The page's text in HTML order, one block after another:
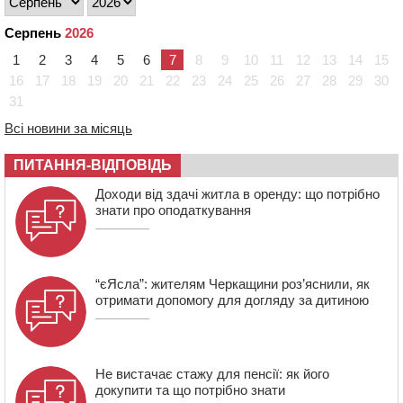
На Черкащині п’яний мотоцикліст зіткнувся з
мопедом: двоє людей у лікарні
09:42
Ветерани МСК “Дніпро” вибороли бронзу чемпіонату
України
08:57
670 тис грн штрафу за незаконні зміни до договору
Мокрокалигірського психоневрологічного інтернату
07:23 Уманські міграційники видворили з країни грузина,
який відсидів термін у колонії
Серпень 2026
1
2 3 4 5 6 7 8 9 10 11 12 13 14
15
16
17 18 19 20 21 22 23 24 25 26 27 28 29
30
31
Всі новини за місяць
ПИТАННЯ-ВІДПОВІДЬ
Доходи від здачі житла в оренду: що потрібно
знати про оподаткування
“єЯсла”: жителям Черкащини роз’яснили, як
отримати допомогу для догляду за дитиною
Не вистачає стажу для пенсії: як його
докупити та що потрібно знати